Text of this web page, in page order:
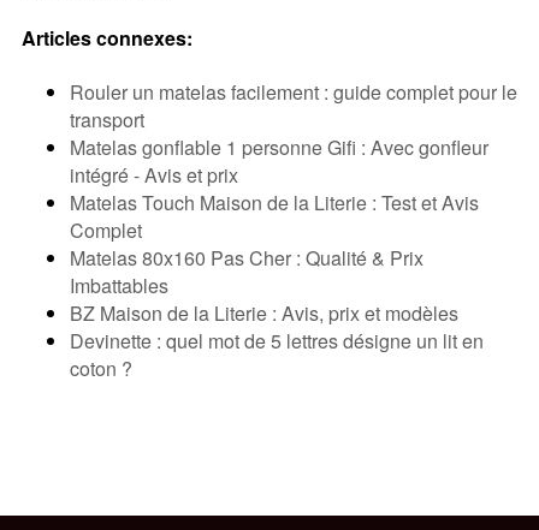
Articles connexes:
Rouler un matelas facilement : guide complet pour le
transport
Matelas gonflable 1 personne Gifi : Avec gonfleur
intégré - Avis et prix
Matelas Touch Maison de la Literie : Test et Avis
Complet
Matelas 80x160 Pas Cher : Qualité & Prix
Imbattables
BZ Maison de la Literie : Avis, prix et modèles
Devinette : quel mot de 5 lettres désigne un lit en
coton ?